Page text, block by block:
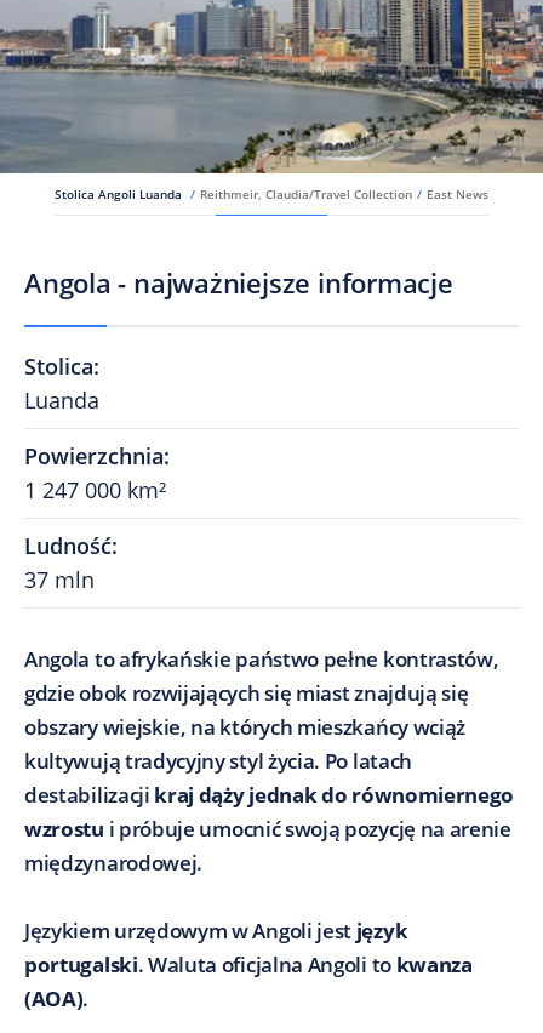
Stolica Angoli Luanda / Reithmeir, Claudia/Travel Collection / East News
Angola - najważniejsze informacje
Stolica:
Luanda
Powierzchnia:
1 247 000 km²
Ludność:
37 mln
Angola to afrykańskie państwo pełne kontrastów,
gdzie obok rozwijających się miast znajdują się
obszary wiejskie, na których mieszkańcy wciąż
kultywują tradycyjny styl życia. Po latach
destabilizacji kraj dąży jednak do równomiernego
wzrostu i próbuje umocnić swoją pozycję na arenie
międzynarodowej.
Językiem urzędowym w Angoli jest język
portugalski. Waluta oficjalna Angoli to kwanza
(AOA).